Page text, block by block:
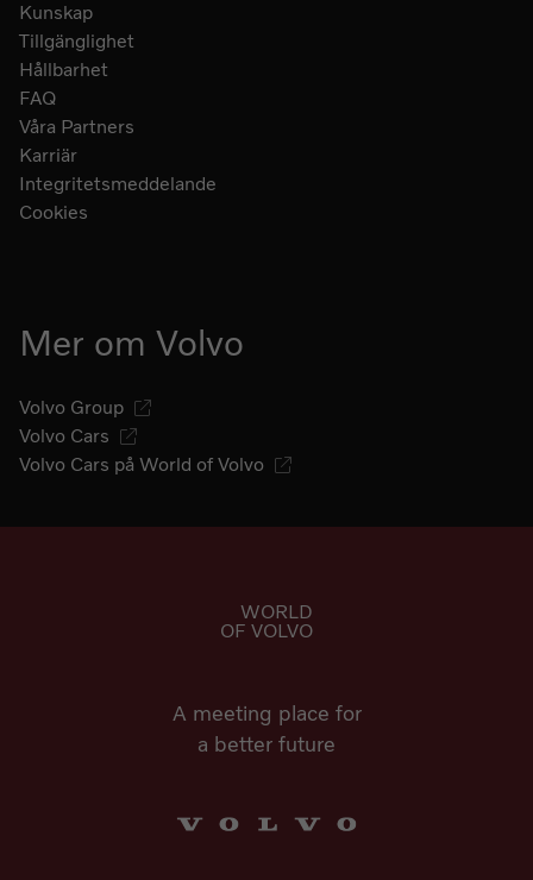
Kunskap
Tillgänglighet
Hållbarhet
FAQ
Våra Partners
Karriär
Integritetsmeddelande
Cookies
Mer om Volvo
Volvo Group
Volvo Cars
Volvo Cars på World of Volvo
WORLD
OF VOLVO
Gå till startsidan
A meeting place for
a better future